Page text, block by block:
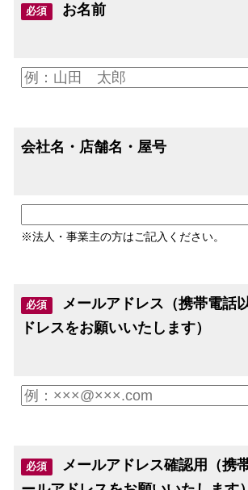
必須 お名前
会社名・店舗名・屋号
※法人・事業主の方はご記入ください。
必須
メールアドレス（携帯電話
ドレスをお願いいたします）
必須
メールアドレス確認用（携